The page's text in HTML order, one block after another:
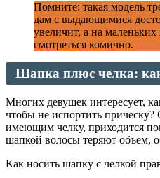
Помните: такая модель
дам с выдающимися
увеличит, а на
смотреться комично.
Шапка плюс челка:
Многих девушек интересует,
чтобы не испортить
имеющим челку, приходится
шапкой волосы теряют объем,
Как носить шапку с челкой